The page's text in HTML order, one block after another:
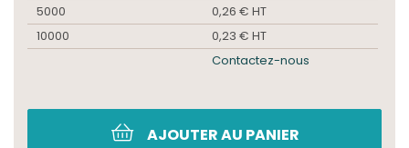
5000
0,26 € HT
10000
0,23 € HT
Contactez-nous
AJOUTER AU PANIER